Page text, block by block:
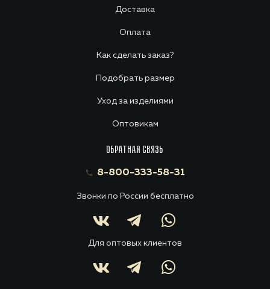
Доставка
Оплата
Как сделать заказ?
Подобрать размер
Уход за изделиями
Оптовикам
ОБРАТНАЯ СВЯЗЬ
8-800-333-58-31
Звонки по России бесплатно
Для оптовых клиентов